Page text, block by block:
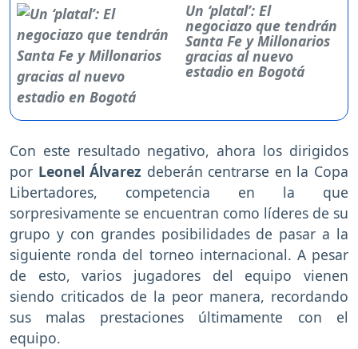
Un ‘platal’: El
negociazo que tendrán
Santa Fe y Millonarios
gracias al nuevo
estadio en Bogotá
Con este resultado negativo, ahora los dirigidos
por Leonel Álvarez deberán centrarse en la Copa
Libertadores, competencia en la que
sorpresivamente se encuentran como líderes de su
grupo y con grandes posibilidades de pasar a la
siguiente ronda del torneo internacional. A pesar
de esto, varios jugadores del equipo vienen
siendo criticados de la peor manera, recordando
sus malas prestaciones últimamente con el
equipo.